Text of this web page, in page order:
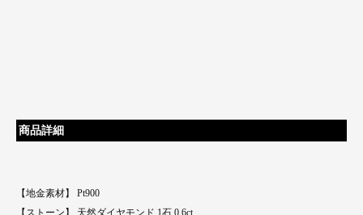
商品詳細
【地金素材】 Pt900
【ストーン】 天然ダイヤモンド 1石 0.6ct